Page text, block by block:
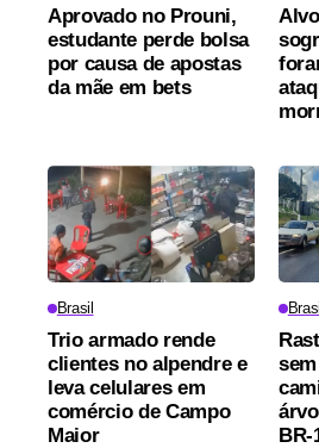
Aprovado no Prouni,
estudante perde bolsa
por causa de apostas
da mãe em bets
Brasil
Trio armado rende
clientes no alpendre e
leva celulares em
comércio de Campo
Maior
Brasil
BR-